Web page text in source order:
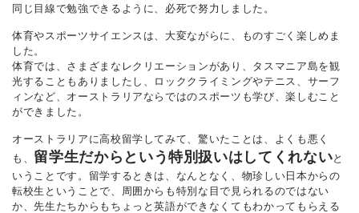
同じ目線で勉強できるように、必死で努力しました。
体育やスポーツサイエンスは、大変ながらに、ものすごく楽しめま
した。
体育では、さまざまなレクリエーションがあり、タスマニア島を観
光することもありましたし、ロッククライミングやテニス、サーフ
ィンなど、オーストラリアならではのスポーツも学び、楽しむこと
ができました。
オーストラリアに高校留学してみて、驚いたことは、よくも悪く
も、 留学生だからという特別扱いはしてくれないと
いうことです。留学するときは、なんとなく、物珍しい日本からの
転校生ということで、周囲からも特別な目で見られるのではない
か、先生たちからもちょっと英語ができなくてもわかってもらえる